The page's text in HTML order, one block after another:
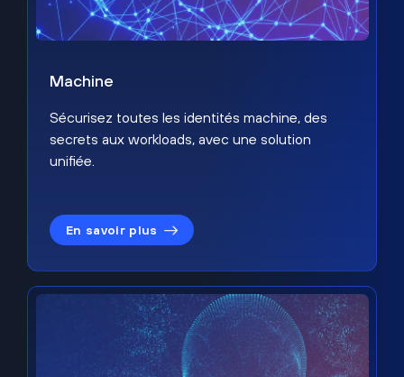
Machine
Sécurisez toutes les identités machine, des
secrets aux workloads, avec une solution
unifiée.
En savoir plus